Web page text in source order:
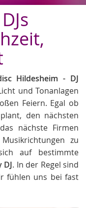
Hildesheim - DJ
und Tonanlagen
Feiern. Egal ob
den nächsten
nächste Firmen
zu
auf bestimmte
DJ. In der Regel sind
fühlen uns bei fast